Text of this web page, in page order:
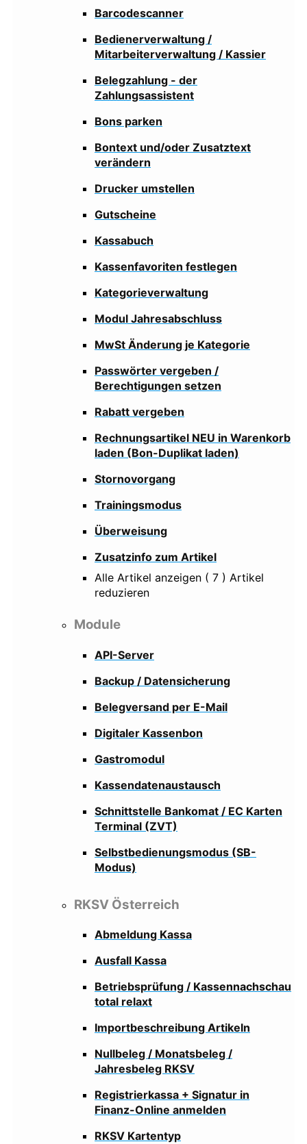
Barcodescanner
Bedienerverwaltung /
Mitarbeiterverwaltung / Kassier
Belegzahlung - der
Zahlungsassistent
Bons parken
Bontext und/oder Zusatztext
verändern
Drucker umstellen
Gutscheine
Kassabuch
Kassenfavoriten festlegen
Kategorieverwaltung
Modul Jahresabschluss
MwSt Änderung je Kategorie
Passwörter vergeben /
Berechtigungen setzen
Rabatt vergeben
Rechnungsartikel NEU in Warenkorb
laden (Bon-Duplikat laden)
Stornovorgang
Trainingsmodus
Überweisung
Zusatzinfo zum Artikel
Alle Artikel anzeigen ( 7 ) Artikel
reduzieren
Module
API-Server
Backup / Datensicherung
Belegversand per E-Mail
Digitaler Kassenbon
Gastromodul
Kassendatenaustausch
Schnittstelle Bankomat / EC Karten
Terminal (ZVT)
Selbstbedienungsmodus (SB-
Modus)
RKSV Österreich
Abmeldung Kassa
Ausfall Kassa
Betriebsprüfung / Kassennachschau
total relaxt
Importbeschreibung Artikeln
Nullbeleg / Monatsbeleg /
Jahresbeleg RKSV
Registrierkassa + Signatur in
Finanz-Online anmelden
RKSV Kartentyp